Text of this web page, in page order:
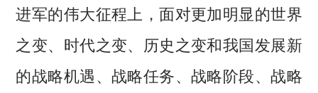
进军的伟大征程上，面对更加明显的世界
之变、时代之变、历史之变和我国发展新
的战略机遇、战略任务、战略阶段、战略